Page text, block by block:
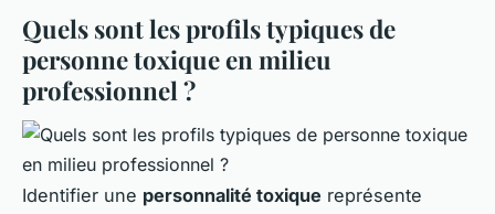
Quels sont les profils typiques de
personne toxique en milieu
professionnel ?
Identifier une personnalité toxique représente